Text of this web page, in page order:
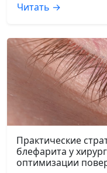
Читать →
Практические
блефарита у
оптимизации